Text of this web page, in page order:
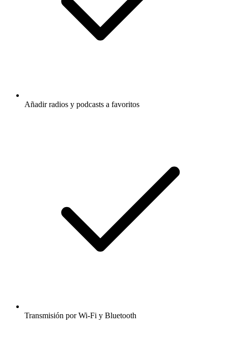
Añadir radios y podcasts a favoritos
Transmisión por Wi-Fi y Bluetooth